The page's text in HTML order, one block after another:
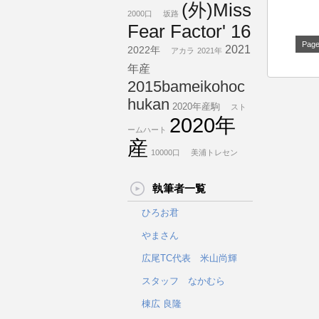
2000口 坂路 (外)Miss
Fear Factor' 16
2022年 アカラ 2021年 2021
年産
2015bameikohoc
hukan 2020年産駒 スト
ームハート
2020年
産 10000口 美浦トレセン
執筆者一覧
ひろお君
やまさん
広尾TC代表 米山尚輝
スタッフ なかむら
棟広 良隆